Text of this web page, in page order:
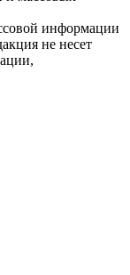
информации
не несет